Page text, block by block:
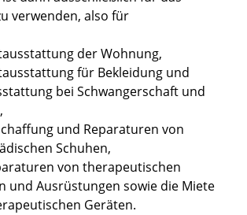
verwenden, also für
der Wohnung,
für Bekleidung und
bei Schwangerschaft und
und Reparaturen von
Schuhen,
von therapeutischen
und Ausrüstungen sowie die Miete
Geräten.